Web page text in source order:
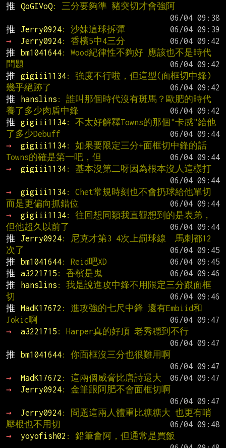
推
QoGIVoQ: 三分要夠準 豬突切才會強阿
推
Jerry0924: 沙妹這球拆彈
→
Jerry0924: 香檳5中4三分
推
bm1041644: Wood紀律性不夠好 應該也不是時代
問題
推
gigiii1134: 強度不行啦，但這型(面框切中鋒)
幾乎絕跡了
推
hanslins : 誰叫那個時代沒有斑馬？歐肥的時代
養了多少肉盾中鋒
推
gigiii1134: 不太好解釋Towns的那個"卡感"給他
了多少Debuff
→
gigiii1134: 如果要限定三分+面框切中鋒的話
Towns的確是第一吧，但
→
gigiii1134: 基本沒第二呀因為根本沒人這樣打
→
gigiii1134: Chet常規時刻也不會扔球給他單切
而是更偏向抓錯位
→
gigiii1134: 往回想同類我直觀想到的是表弟，
但他超久以前了
推
Jerry0924: 尼克才第3 4次上罰球線  馬刺都12
次了
推
bm1041644: Reid吧XD
推
a3221715 : 香檳是鬼
推
hanslins : 我是說進攻中鋒不用限定三分跟面框
切
推
MadK17672 : 進攻強的七尺中鋒 還有Embiid和
Jokic啊
→
a3221715 : Harper真的好頂 老秀穩到不行
推
bm1041644: 你面框沒三分也很難用啊
→
MadK17672 : 這兩個威脅比唐詩還大
→
Jerry0924: 金筆跟阿肥不會面框切啊
→
Jerry0924: 問題這兩人體重比糖糖大 也更有哨
壓根也不用切
→
yoyofish02 : 鉛筆會阿，但通常是買飯